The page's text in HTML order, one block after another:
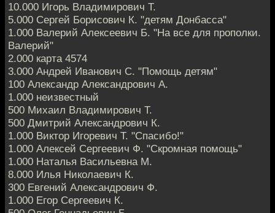
10.000 Игорь Владимирович Т.
5.000 Сергей Борисович К. "детям Донбасса"
1.000 Валерий Алексеевич Б. "На все для прополки.
Валерий"
2.000 карта 4574
3.000 Андрей Иванович С. "Помощь детям"
100 Александр Александрович А.
1.000 неизвестный
500 Михаил Владимирович Т.
500 Дмитрий Александрович К.
1.000 Виктор Игоревич Т. "Спасибо!"
1.000 Алексей Сергеевич Ф. "Скромная помощь"
1.000 Наталья Васильевна М.
8.000 Илья Николаевич К.
300 Евгений Александрович Ф.
1.000 Егор Сергеевич К.